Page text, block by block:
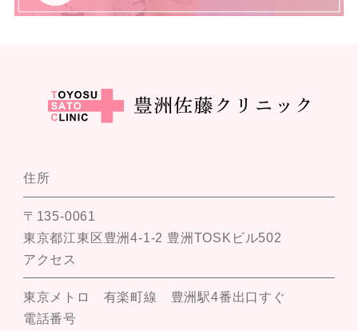
住所
〒135-0061
東京都江東区豊洲4-1-2 豊洲TOSKビル502
アクセス
東京メトロ 有楽町線 豊洲駅4番出口すぐ
電話番号